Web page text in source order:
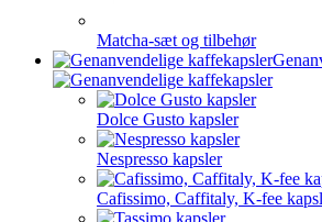
Matcha-sæt og tilbehør
Dolce Gusto kapsler
Nespresso kapsler
Cafissimo, Caffitaly, K-fee